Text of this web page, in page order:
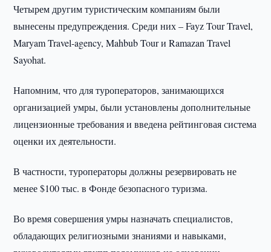
Четырем другим туристическим компаниям были
вынесены предупреждения. Среди них – Fayz Tour Travel,
Maryam Travel-agency, Mahbub Tour и Ramazan Travel
Sayohat.
Напомним, что для туроператоров, занимающихся
организацией умры, были установлены дополнительные
лицензионные требования и введена рейтинговая система
оценки их деятельности.
В частности, туроператоры должны резервировать не
менее $100 тыс. в Фонде безопасного туризма.
Во время совершения умры назначать специалистов,
обладающих религиозными знаниями и навыками,